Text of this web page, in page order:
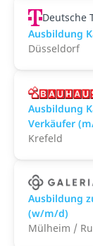
Deutsche
Ausbildung
Düsseldorf
Ausbildung
Verkäufer
Krefeld
Ausbildung
(w/m/d)
Mülheim /